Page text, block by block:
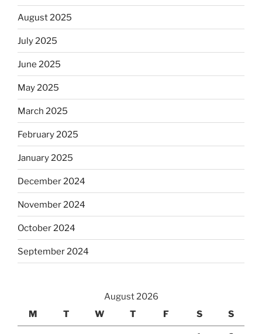
August 2025
July 2025
June 2025
May 2025
March 2025
February 2025
January 2025
December 2024
November 2024
October 2024
September 2024
August 2026
M
T W T F S S